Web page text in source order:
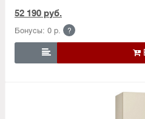
52 190 руб.
Бонусы: 0 р. ?
